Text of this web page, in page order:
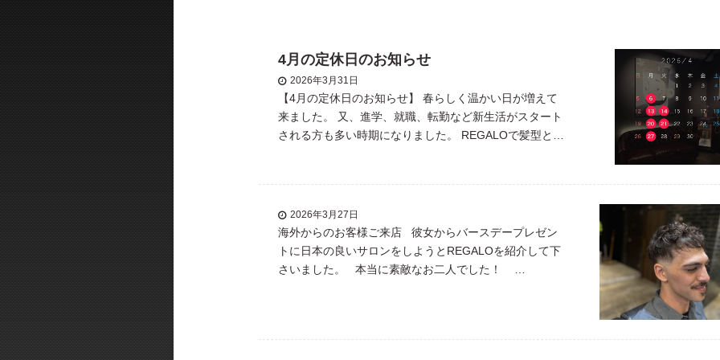
4月の定休日のお知らせ
2026年3月31日
【4月の定休日のお知らせ】 春らしく温かい日が増えて
来ました。 又、進学、就職、転勤など新生活がスタート
される方も多い時期になりました。 REGALOで髪型と整
2026年3月27日
海外からのお客様ご来店 彼女からバースデープレゼン
トに日本の良いサロンをしようとREGALOを紹介して下
さいました。 本当に素敵なお二人でした！